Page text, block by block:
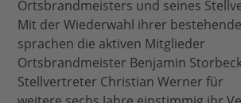
Ortsbrandmeisters und seines
Mit der Wiederwahl ihrer
sprachen die aktiven Mitglieder
Ortsbrandmeister Benjamin
Stellvertreter Christian Werner für